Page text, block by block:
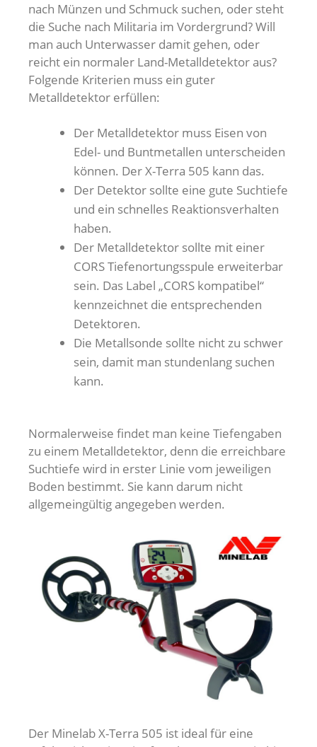
nach Münzen und Schmuck suchen, oder steht
die Suche nach Militaria im Vordergrund? Will
man auch Unterwasser damit gehen, oder
reicht ein normaler Land-Metalldetektor aus?
Folgende Kriterien muss ein guter
Metalldetektor erfüllen:
Der Metalldetektor muss Eisen von
Edel- und Buntmetallen unterscheiden
können. Der X-Terra 505 kann das.
Der Detektor sollte eine gute Suchtiefe
und ein schnelles Reaktionsverhalten
haben.
Der Metalldetektor sollte mit einer
CORS Tiefenortungsspule erweiterbar
sein. Das Label „CORS kompatibel“
kennzeichnet die entsprechenden
Detektoren.
Die Metallsonde sollte nicht zu schwer
sein, damit man stundenlang suchen
kann.
Normalerweise findet man keine Tiefengaben
zu einem Metalldetektor, denn die erreichbare
Suchtiefe wird in erster Linie vom jeweiligen
Boden bestimmt. Sie kann darum nicht
allgemeingültig angegeben werden.
Der Minelab X-Terra 505 ist ideal für eine